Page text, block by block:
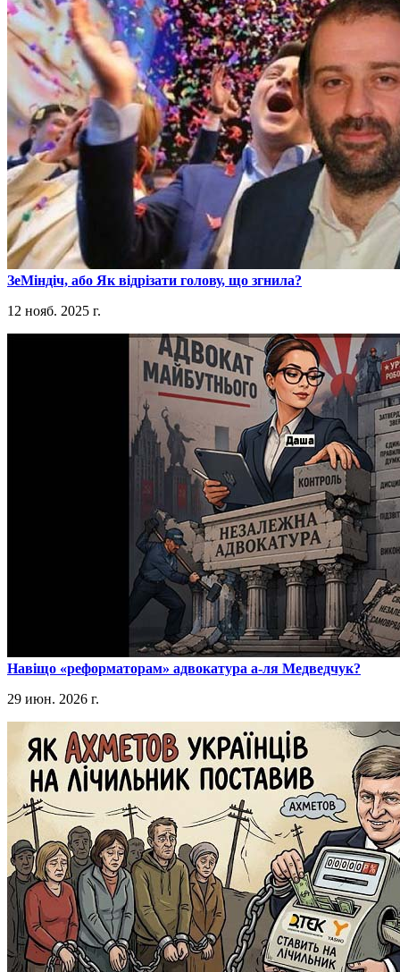
​ЗеМіндіч, або Як відрізати голову, що згнила?
12 нояб. 2025 г.
​Навіщо «реформаторам» адвокатура а-ля Медведчук?
29 июн. 2026 г.